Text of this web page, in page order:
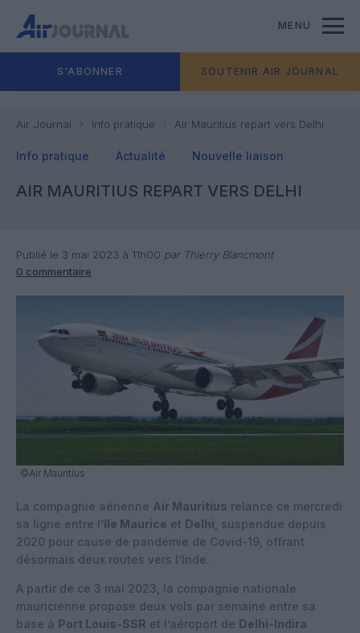
MENU
S'ABONNER SOUTENIR AIR JOURNAL
Air Journal Info pratique Air Mauritius repart vers Delhi
Info pratique Actualité Nouvelle liaison
AIR MAURITIUS REPART VERS DELHI
Publié le 3 mai 2023 à 11h00 par Thierry Blancmont
0 commentaire
©Air Mauritius
La compagnie aérienne Air Mauritius relance ce mercredi
sa ligne entre l’île Maurice et Delhi , suspendue depuis
2020 pour cause de pandémie de Covid-19, offrant
désormais deux routes vers l’Inde.
A partir de ce 3 mai 2023, la compagnie nationale
mauricienne propose deux vols par semaine entre sa
base à Port Louis-SSR et l’aéroport de Delhi-Indira